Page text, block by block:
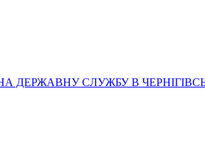
СЛУЖБУ В